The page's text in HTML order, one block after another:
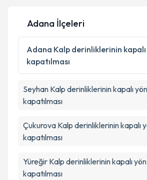
Kişisel verilerimin işlenmesine
Metni
'ni okudum ve kişisel
kapsamda işlenmesini kabul
Takvim Talebini
Adana İlçeleri
Adana Kalp derinliklerinin
kapatılması
Seyhan Kalp derinliklerinin kapalı
kapatılması
Çukurova Kalp derinliklerinin kapalı
kapatılması
Yüreğir Kalp derinliklerinin kapalı
kapatılması